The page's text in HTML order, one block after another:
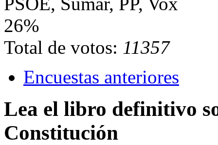
26%
Total de votos: 11357
Encuestas anteriores
Lea el libro definitivo
Constitución